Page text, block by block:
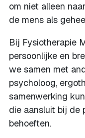
om niet alleen
de mens als
Bij Fysiotherapie
persoonlijke en
we samen met
psycholoog,
samenwerking
die aansluit bij de
behoeften.